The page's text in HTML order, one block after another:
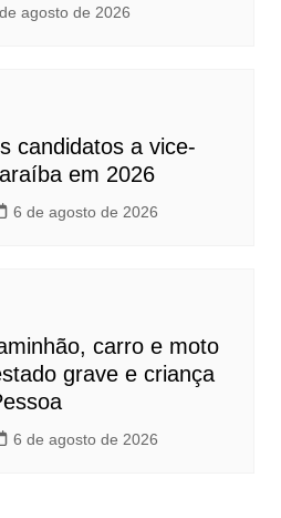
agosto de 2026
candidatos a vice-
em 2026
6 de agosto de 2026
carro e moto
grave e criança
6 de agosto de 2026